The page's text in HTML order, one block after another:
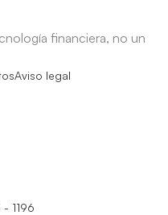
financiera, no un
Aviso legal
1196